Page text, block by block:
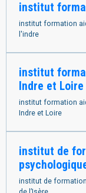
institut
institut formation
l'indre
institut
Indre et Loire
institut formation
Indre et Loire
institut de
institut de